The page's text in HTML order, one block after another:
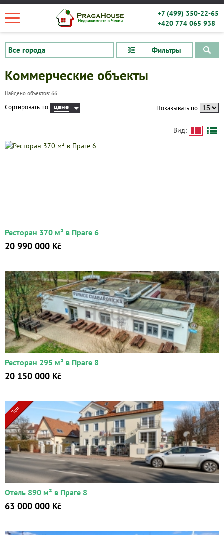
+7 (499) 350-22-65
+420 774 065 938
Фильтры
Квартиры
Дома
Новостройки
Коммерческие объекты
Площадь:
от до м2
Цена:
от
Коммерческие объекты
Найдено объектов: 66
Сортировать по цене Показывать по
Вид:
Ресторан 370 м² в Праге 6
20 990 000 Kč
Ресторан 295 м² в Праге 8
20 150 000 Kč
Топ
Отель 890 м² в Праге 8
63 000 000 Kč